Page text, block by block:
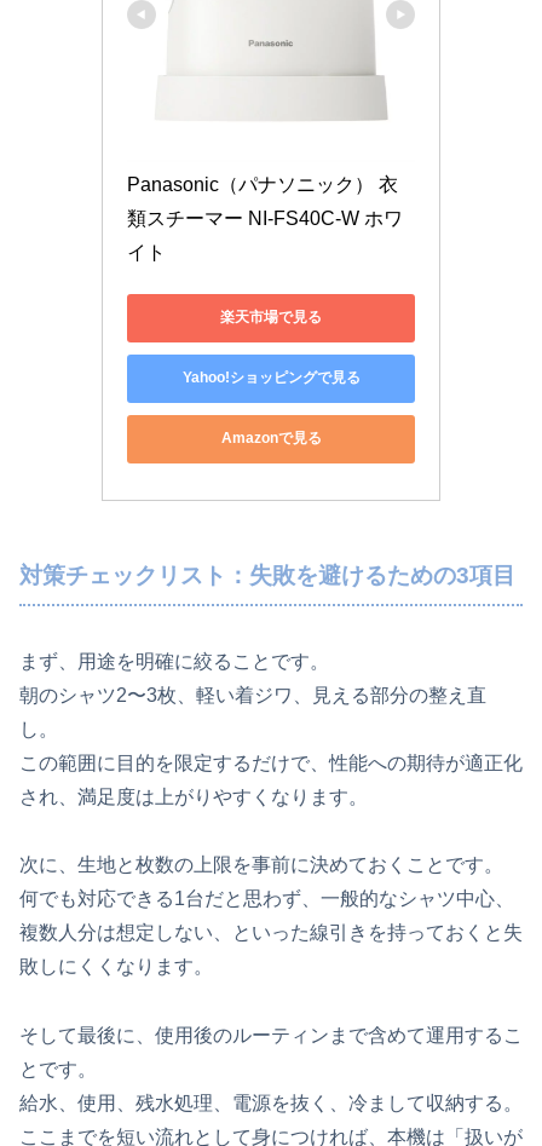
Panasonic（パナソニック） 衣
類スチーマー NI-FS40C-W ホワ
イト
楽天市場で見る
Yahoo!ショッピングで見る
Amazonで見る
対策チェックリスト：失敗を避けるための3項目
まず、用途を明確に絞ることです。
朝のシャツ2〜3枚、軽い着ジワ、見える部分の整え直
し。
この範囲に目的を限定するだけで、性能への期待が適正化
され、満足度は上がりやすくなります。
次に、生地と枚数の上限を事前に決めておくことです。
何でも対応できる1台だと思わず、一般的なシャツ中心、
複数人分は想定しない、といった線引きを持っておくと失
敗しにくくなります。
そして最後に、使用後のルーティンまで含めて運用するこ
とです。
給水、使用、残水処理、電源を抜く、冷まして収納する。
ここまでを短い流れとして身につければ、本機は「扱いが